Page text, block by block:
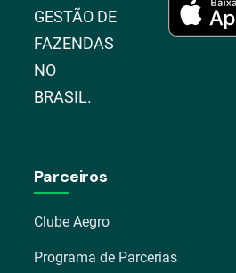
GESTÃO DE
FAZENDAS
NO
BRASIL.
Parceiros
Clube Aegro
Programa de Parcerias